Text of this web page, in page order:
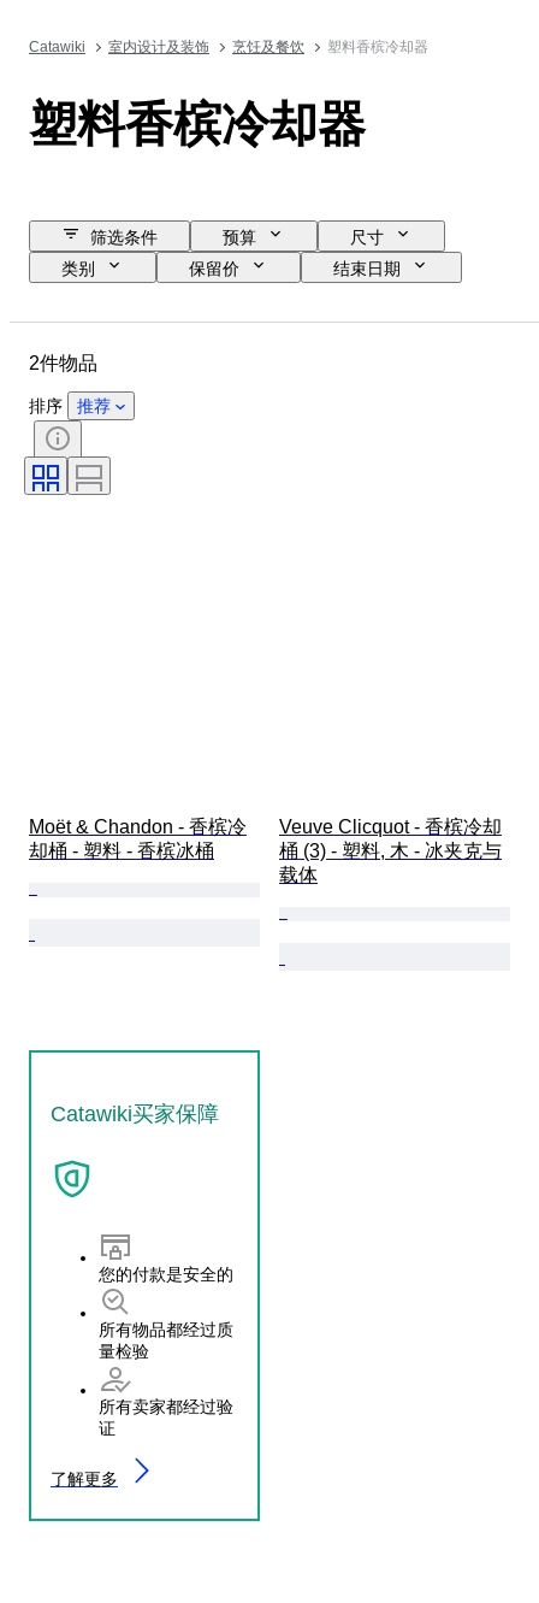
Catawiki 室内设计及装饰 烹饪及餐饮 塑料香槟冷却器
塑料香槟冷却器
筛选条件 预算
尺寸
类别
保留价
结束日期
时期
时代
2件物品
排序 推荐
Moët & Chandon - 香槟冷
却桶 - 塑料 - 香槟冰桶
Veuve Clicquot - 香槟冷却
桶 (3) - 塑料, 木 - 冰夹克与
载体
Catawiki买家保障
您的付款是安全的
所有物品都经过质
量检验
所有卖家都经过验
证
了解更多